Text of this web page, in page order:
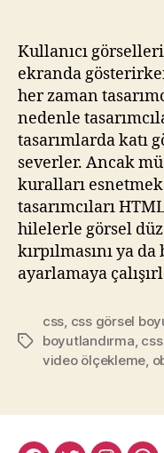
Kullanıcı
ekranda
her zaman
nedenle
tasarımlarda katı
severler. Ancak
kuralları
tasarımcıları
hilelerle görsel
kırpılmasını ya
ayarlamaya
Etiketler
css css görsel
boyutlandırma
video ölçekleme